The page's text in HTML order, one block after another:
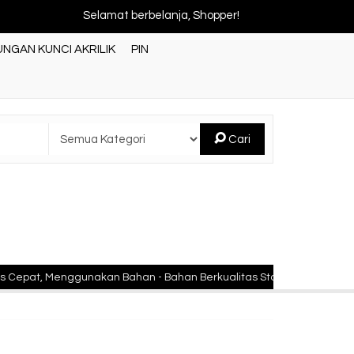
Selamat berbelanja, Shopper!
KUNCI AKRILIK PIN
Cari
Bahan - Bahan Berkualitas Standar Nasional Indonesia